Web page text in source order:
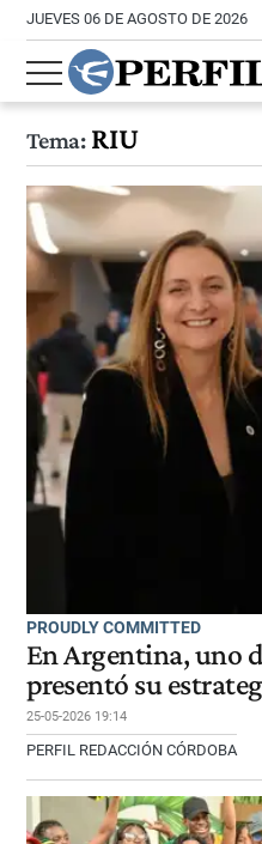
JUEVES 06 DE AGOSTO DE 2026
Tema:RIU
PROUDLY COMMITTED
En Argentina, uno
presentó su
25-05-2026 19:14
PERFIL REDACCIÓN CÓRDOBA